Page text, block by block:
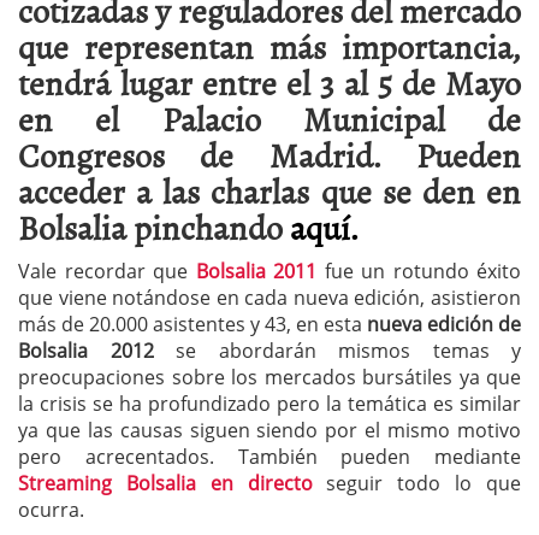
que representan más importancia,
tendrá lugar entre el 3 al 5 de Mayo
en el Palacio Municipal de
Congresos de Madrid. Pueden
acceder a las charlas que se den en
Bolsalia pinchandoaquí.
Vale recordar que Bolsalia 2011 fue un rotundo éxito
que viene notándose en cada nueva edición, asistieron
más de 20.000 asistentes y 43, en esta nueva edición de
Bolsalia 2012se abordarán mismos temas y
preocupaciones sobre los mercados bursátiles ya que
la crisis se ha profundizado pero la temática es similar
ya que las causas siguen siendo por el mismo motivo
pero acrecentados. También pueden mediante
Streaming Bolsalia en directoseguir todo lo que
ocurra.